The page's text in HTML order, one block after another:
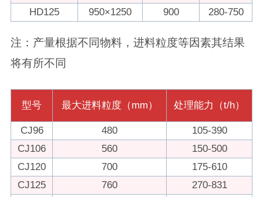
HD125
950×1250 900 280-750
注：产量根据不同物料，进料粒度等因素其结果
将有所不同
型号 最大进料粒度（mm） 处理能力（t/h）
CJ96 480
105-390
CJ106
560
150-500
CJ120
700
175-610
CJ125
760
270-831